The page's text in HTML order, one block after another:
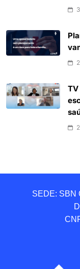
TV
SEDE: SBN